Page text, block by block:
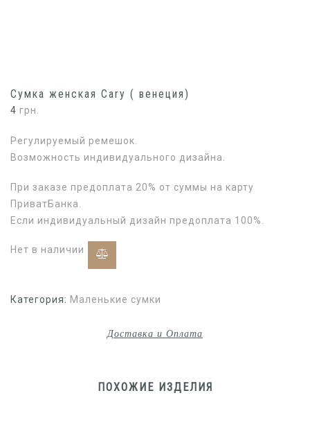
Сумка женская Cary ( венеция)
4 грн.
Регулируемый ремешок.
Возможность индивидуального дизайна.
При заказе предоплата 20% от суммы на карту
ПриватБанка.
Если индивидуальный дизайн предоплата 100%.
Нет в наличии
Категория: Маленькие сумки
Доставка и Оплата
ПОХОЖИЕ ИЗДЕЛИЯ